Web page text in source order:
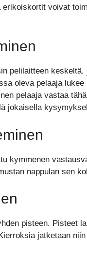
voivat
pelilaitteen
oleva pelaaja
pelaaja vastaa
jokaisella
kymmenen
nappulan sen
pisteen. Pisteet
jatketaan